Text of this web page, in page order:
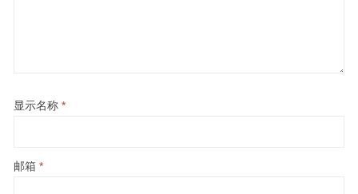
显示名称 *
邮箱 *